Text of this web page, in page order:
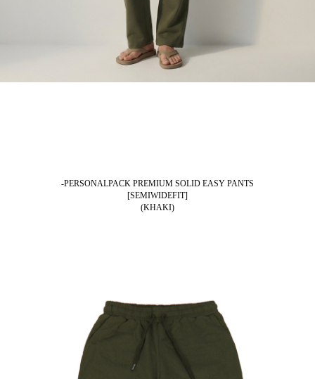
-PERSONALPACK PREMIUM SOLID EASY PANTS
[SEMIWIDEFIT]
(KHAKI)